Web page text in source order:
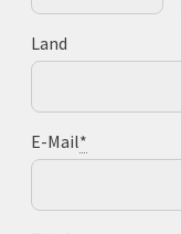
Land
E-Mail*